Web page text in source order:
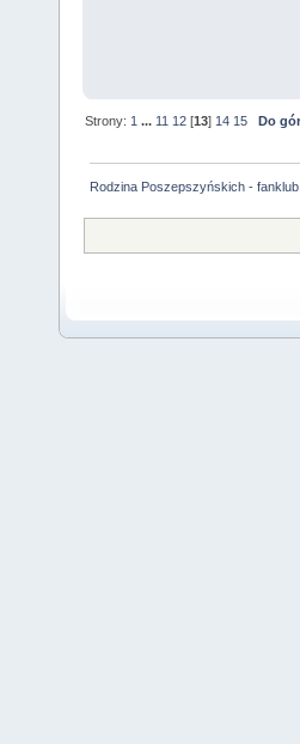
Strony: 1 ... 11 12 [13] 14 15 Do
Rodzina Poszepszyńskich -